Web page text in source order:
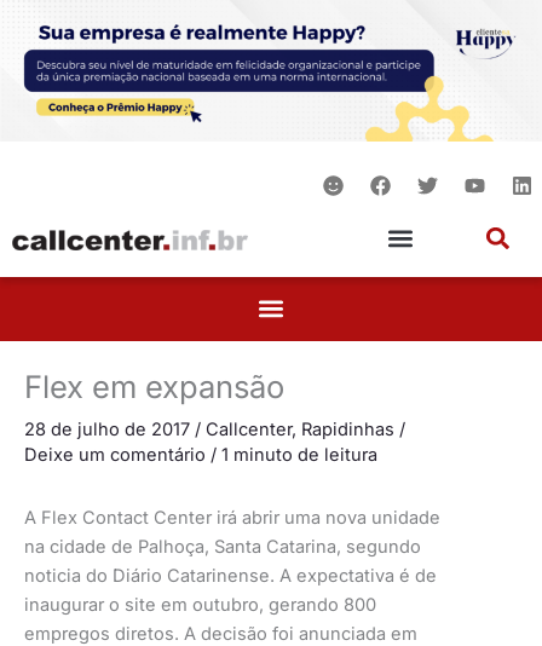
conteúdo
S
m
F
a
e
b
o
T
w
e
Y
o
b
L
i
d
Flex em expansão
28 de julho de 2017 / Callcenter, Rapidinhas /
Deixe um comentário / 1 minuto de leitura
A Flex Contact Center irá abrir uma nova unidade
na cidade de Palhoça, Santa Catarina, segundo
noticia do Diário Catarinense. A expectativa é de
inaugurar o site em outubro, gerando 800
empregos diretos. A decisão foi anunciada em